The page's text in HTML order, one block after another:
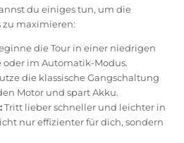
du einiges tun, um die
zu maximieren:
die Tour in einer niedrigen
oder im Automatik-Modus.
die klassische Gangschaltung
Motor und spart Akku.
Tritt lieber schneller und leichter in
nur effizienter für dich, sondern